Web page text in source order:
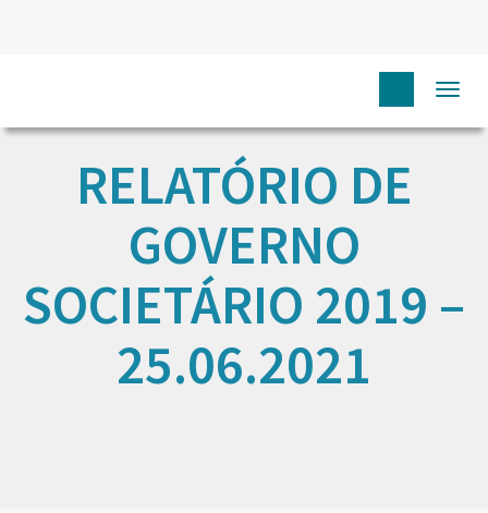
RELATÓRIO DE
GOVERNO
SOCIETÁRIO 2019 –
25.06.2021